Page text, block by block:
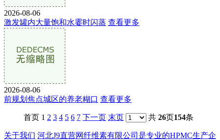
2026-08-06
激发罐内大量饱和水霎时闪蒸 查看更多
2026-08-06
前规划焦点城区的养老糊口 查看更多
首页 1 2 3 4 5 6 7 下一页 末页 共 26页154条
关于我们 河北J9直营网纤维素有限公司是专业的HPMC生产企